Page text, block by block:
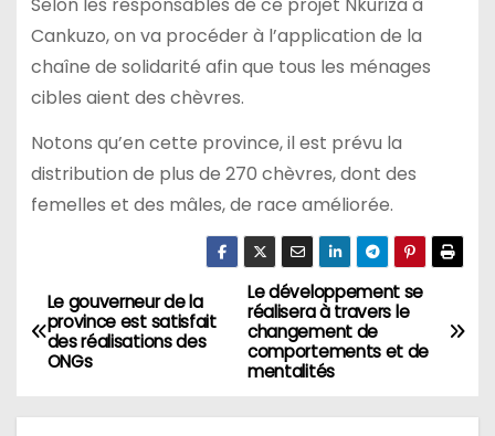
Selon les responsables de ce projet Nkuriza à
Cankuzo, on va procéder à l’application de la
chaîne de solidarité afin que tous les ménages
cibles aient des chèvres.
Notons qu’en cette province, il est prévu la
distribution de plus de 270 chèvres, dont des
femelles et des mâles, de race améliorée.
Navigation
de
Le développement se
réalisera à travers le
changement de
comportements et de
mentalités
Le gouverneur de la
province est satisfait
des réalisations des
ONGs